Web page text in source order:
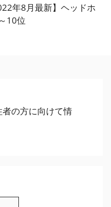
年8月最新】ヘッドホ
10位
の方に向けて情